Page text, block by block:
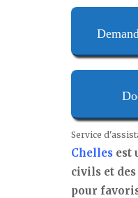
Service
Chelles est
civils et
pour